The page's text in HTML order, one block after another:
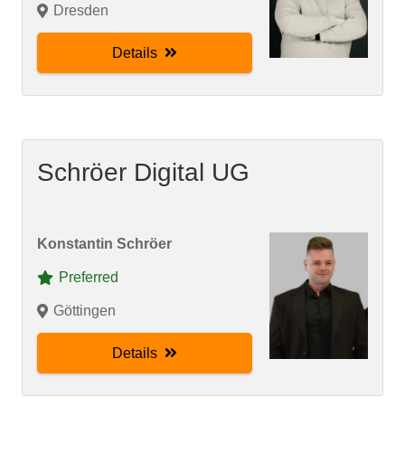
Dresden
Details
Schröer Digital UG
Konstantin Schröer
Preferred
Göttingen
Details